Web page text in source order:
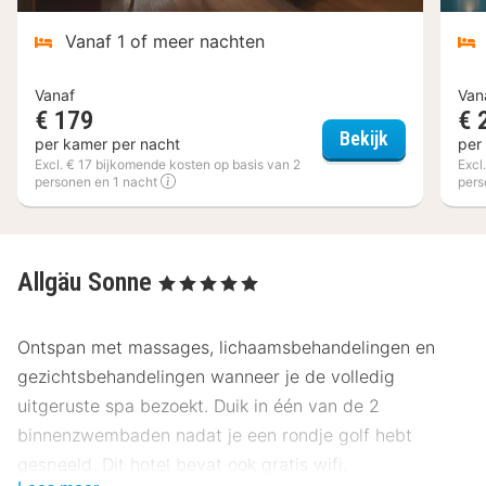
Vanaf 1 of meer nachten
Vanaf
€ 179
per kamer per nacht
Excl. € 17 bijkomende kosten op basis van 2
personen en 1 nacht
Bekijk Adler
€
per
Allgäu Sonne , 5 Sterren
Ontspan met massages, lichaamsbehandelingen en
gezichtsbehandelingen wanneer je de volledig
uitgeruste spa bezoekt. Duik in één van de 2
binnenzwembaden nadat je een rondje golf hebt
gespeeld. Dit hotel bevat ook gratis wifi,